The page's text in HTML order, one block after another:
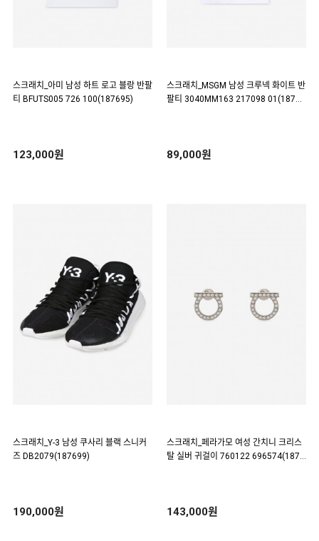
스크래치_아미 남성 하트 로고 블랑 반팔
티 BFUTS005 726 100(187695)
123,000원
스크래치_MSGM 남성 크루넥 화이트 반
팔티 3040MM163 217098 01(18769
89,000원
스크래치_Y-3 남성 쿠사리 블랙 스니커
즈 DB2079(187699)
190,000원
스크래치_페라가모 여성 간치니 크리스
탈 실버 귀걸이 760122 696574(1877
143,000원